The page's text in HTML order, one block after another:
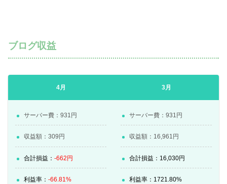
ブログ収益
4月
サーバー費：931円
収益額：309 円
合計損益：-662円
利益率：-66.81%
3月
サーバー費：931円
収益額： 16,961 円
合計損益： 16,030円
利益率： 1721.80%